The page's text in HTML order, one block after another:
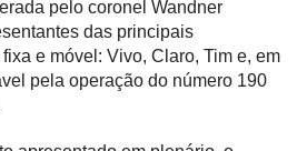
pelo coronel Wandner
das principais
e móvel: Vivo, Claro, Tim e, em
pela operação do número 190